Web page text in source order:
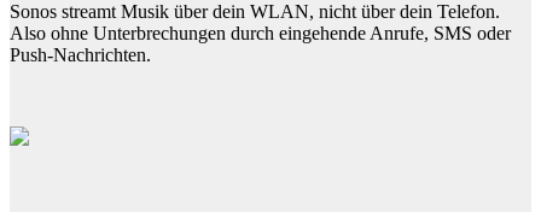
Sonos streamt Musik über dein WLAN, nicht über dein Telefon.
Also ohne Unterbrechungen durch eingehende Anrufe, SMS oder
Push-Nachrichten.